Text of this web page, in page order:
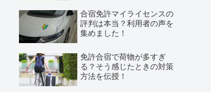
合宿免許マイライセンスの
評判は本当？利用者の声を
集めました！
免許合宿で荷物が多すぎ
る？そう感じたときの対策
方法を伝授！